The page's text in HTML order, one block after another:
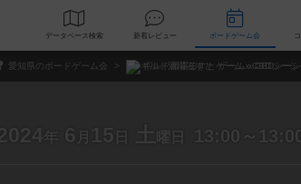
データベース 検索 新着レビュー ボードゲ
愛知県のボードゲーム会 ギルド酒場るすと ゲームｘCBDシー
2024年 6 月 15 日 土 曜日 13:00～13:00